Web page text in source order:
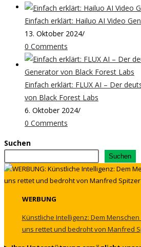
Einfach erklärt: Hailuo AI Video
13. Oktober 2024/
0 Comments
Einfach erklärt: FLUX AI – Der
von Black Forest Labs
6. Oktober 2024/
0 Comments
Suchen
Suchen
WERBUNG
Künstliche Intelligenz: Dem
uns rettet und bedroht von Manfred